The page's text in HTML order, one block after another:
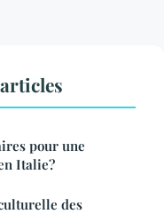
pour une
Italie?
des